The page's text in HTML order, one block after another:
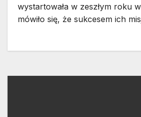
wystartowała w zeszłym roku
mówiło się, że sukcesem ich